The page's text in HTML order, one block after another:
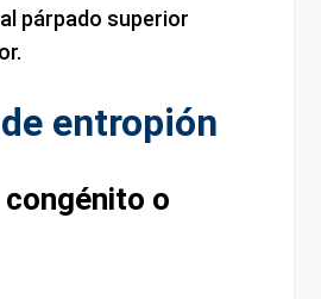
párpado superior
entropión
o